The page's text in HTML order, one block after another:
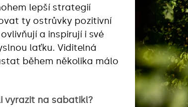
lepší strategií
ty ostrůvky pozitivní
a inspirují i své
laťku. Viditelná
během několika málo
vyrazit na sabatikl?